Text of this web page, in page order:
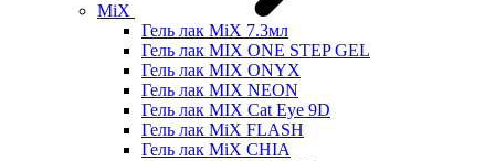
MiX
Гель лак MiX 7.3мл
Гель лак MIX ONE STEP GEL
Гель лак MIX ONYX
Гель лак MIX NEON
Гель лак MIX Cat Eye 9D
Гель лак MiX FLASH
Гель лак MiX CHIA